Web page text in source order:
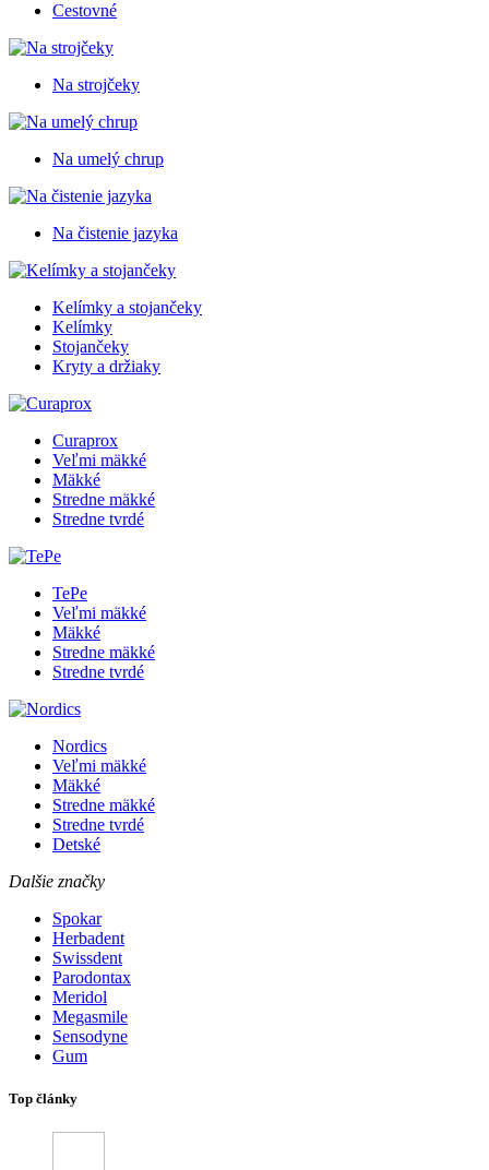
Cestovné
Na strojčeky
Na umelý chrup
Na čistenie jazyka
Kelímky a stojančeky
Kelímky
Stojančeky
Kryty a držiaky
Curaprox
Veľmi mäkké
Mäkké
Stredne mäkké
Stredne tvrdé
TePe
Veľmi mäkké
Mäkké
Stredne mäkké
Stredne tvrdé
Nordics
Veľmi mäkké
Mäkké
Stredne mäkké
Stredne tvrdé
Detské
Dalšie značky
Spokar
Herbadent
Swissdent
Parodontax
Meridol
Megasmile
Sensodyne
Gum
Top články